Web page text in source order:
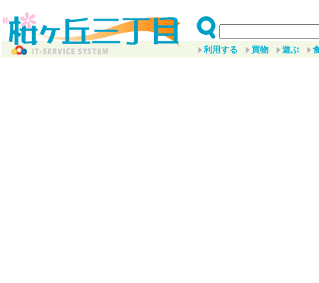
利用する 買物 遊ぶ